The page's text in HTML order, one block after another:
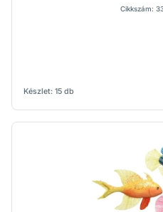
Készlet: 15 db
Cikkszám: